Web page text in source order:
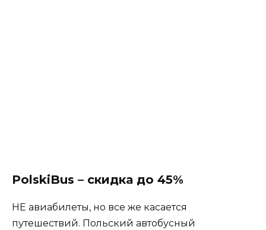
PolskiBus – скидка до 45%
НЕ авиабилеты, но все же касается
путешествий. Польский автобусный